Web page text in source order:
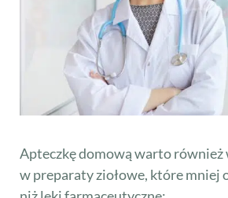
Apteczkę domową warto również
w preparaty ziołowe, które mniej